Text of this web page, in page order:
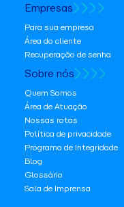
Empresas
Para sua empresa
Área do cliente
Recuperação de senha
Sobre nós
Quem Somos
Área de Atuação
Nossas rotas
Política de privacidade
Programa de Integridade
Blog
Glossário
Sala de Imprensa